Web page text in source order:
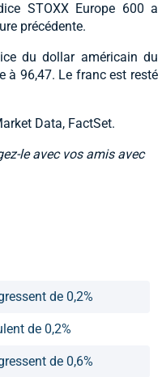
STOXX Europe 600 a
précédente.
du dollar américain du
à 96,47. Le franc est resté
Data, FactSet.
le avec vos amis avec
de 0,2%
de 0,2%
de 0,6%